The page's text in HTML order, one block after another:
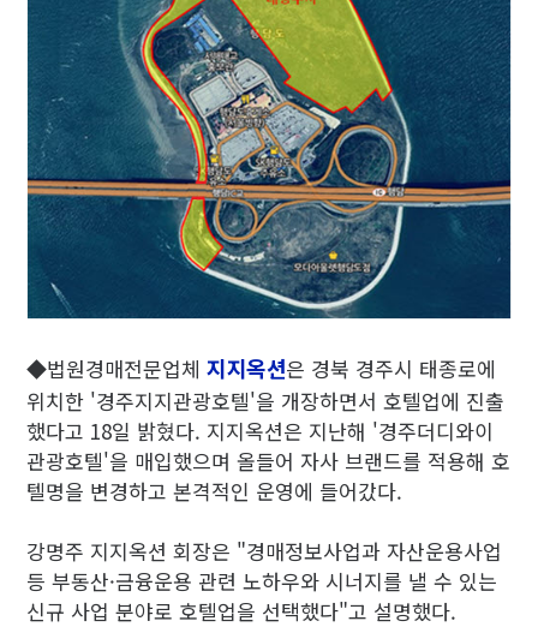
◆법원경매전문업체지지옥션은 경북 경주시 태종로에
위치한 '경주지지관광호텔'을 개장하면서 호텔업에 진출
했다고 18일 밝혔다. 지지옥션은 지난해 '경주더디와이
관광호텔'을 매입했으며 올들어 자사 브랜드를 적용해 호
텔명을 변경하고 본격적인 운영에 들어갔다.
강명주 지지옥션 회장은 "경매정보사업과 자산운용사업
등 부동산·금융운용 관련 노하우와 시너지를 낼 수 있는
신규 사업 분야로 호텔업을 선택했다"고 설명했다.